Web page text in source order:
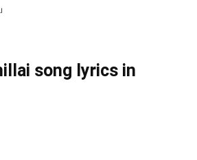
song lyrics in